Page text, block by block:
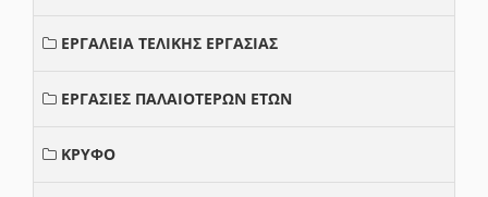
ΕΡΓΑΛΕΙΑ ΤΕΛΙΚΗΣ ΕΡΓΑΣΙΑΣ
ΕΡΓΑΣΙΕΣ ΠΑΛΑΙΟΤΕΡΩΝ ΕΤΩΝ
ΚΡΥΦΟ